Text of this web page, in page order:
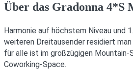
Über das Gradonna 4*S
Harmonie auf höchstem Niveau
weiteren Dreitausender residiert
für alle ist im großzügigen
Coworking-Space.